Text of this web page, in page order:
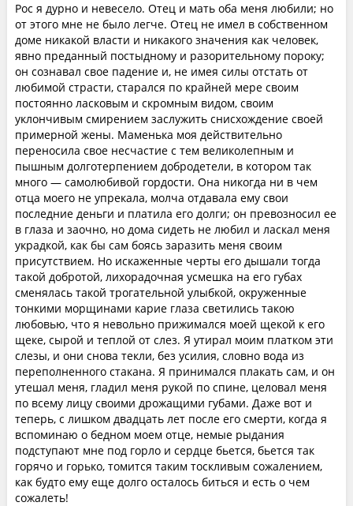
Рос я дурно и невесело. Отец и мать оба меня любили; но
от этого мне не было легче. Отец не имел в собственном
доме никакой власти и никакого значения как человек,
явно преданный постыдному и разорительному пороку;
он сознавал свое падение и, не имея силы отстать от
любимой страсти, старался по крайней мере своим
постоянно ласковым и скромным видом, своим
уклончивым смирением заслужить снисхождение своей
примерной жены. Маменька моя действительно
переносила свое несчастие с тем великолепным и
пышным долготерпением добродетели, в котором так
много — самолюбивой гордости. Она никогда ни в чем
отца моего не упрекала, молча отдавала ему свои
последние деньги и платила его долги; он превозносил ее
в глаза и заочно, но дома сидеть не любил и ласкал меня
украдкой, как бы сам боясь заразить меня своим
присутствием. Но искаженные черты его дышали тогда
такой добротой, лихорадочная усмешка на его губах
сменялась такой трогательной улыбкой, окруженные
тонкими морщинами карие глаза светились такою
любовью, что я невольно прижимался моей щекой к его
щеке, сырой и теплой от слез. Я утирал моим платком эти
слезы, и они снова текли, без усилия, словно вода из
переполненного стакана. Я принимался плакать сам, и он
утешал меня, гладил меня рукой по спине, целовал меня
по всему лицу своими дрожащими губами. Даже вот и
теперь, с лишком двадцать лет после его смерти, когда я
вспоминаю о бедном моем отце, немые рыдания
подступают мне под горло и сердце бьется, бьется так
горячо и горько, томится таким тоскливым сожалением,
как будто ему еще долго осталось биться и есть о чем
сожалеть!